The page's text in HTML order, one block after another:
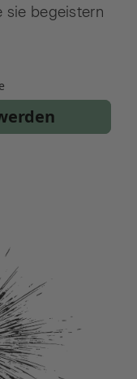
sie begeistern